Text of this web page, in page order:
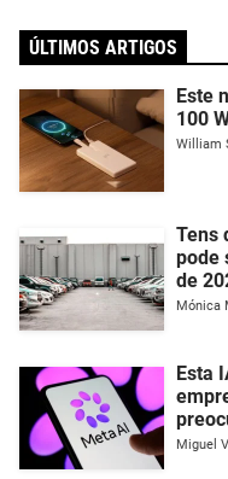
ÚLTIMOS ARTIGOS
Este
100
William
Tens
pode
de
Mónica
Esta
Miguel